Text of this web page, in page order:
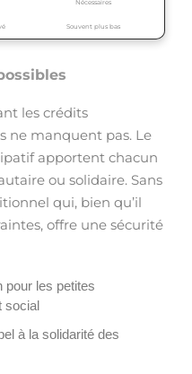
Nécessaires
Souvent plus bas
les crédits
ne manquent pas. Le
apportent chacun
ou solidaire. Sans
qui, bien qu’il
offre une sécurité
pour les petites
social
à la solidarité des